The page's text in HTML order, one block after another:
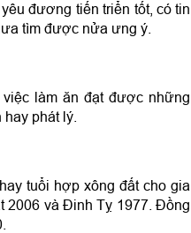
đương tiến triển tốt, có tin
tìm được nửa ưng ý.
làm ăn đạt được những
phát lý.
tuổi hợp xông đất cho gia
2006 và Đinh Tỵ 1977. Đồng